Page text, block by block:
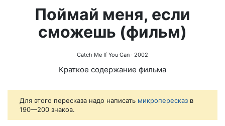
Поймай меня, если
сможешь (фильм)
Catch Me If You Can · 2002
Краткое содержание фильма
Для этого пересказа надо написать микропересказ в
190—200 знаков.